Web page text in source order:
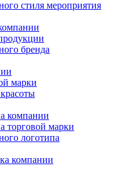
стиля мероприятия
бренда
марки
компании
торговой марки
логотипа
компании